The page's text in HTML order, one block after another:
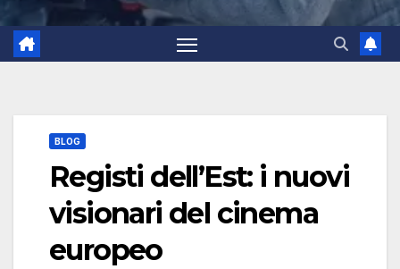
BLOG
Registi dell’Est: i nuovi
visionari del cinema
europeo